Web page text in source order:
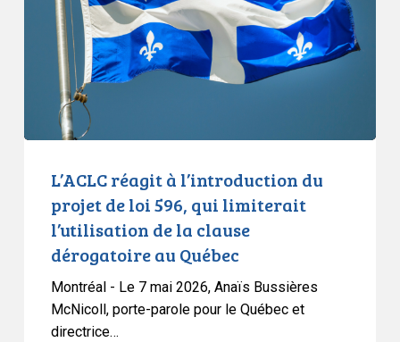
projet
clause
dérogatoire
Québec
L’ACLC réagit à l’introduction du
projet de loi 596, qui limiterait
l’utilisation de la clause
dérogatoire au Québec
Montréal - Le 7 mai 2026, Anaïs Bussières
McNicoll, porte-parole pour le Québec et
directrice…